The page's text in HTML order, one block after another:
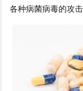
各种病菌病毒的攻击